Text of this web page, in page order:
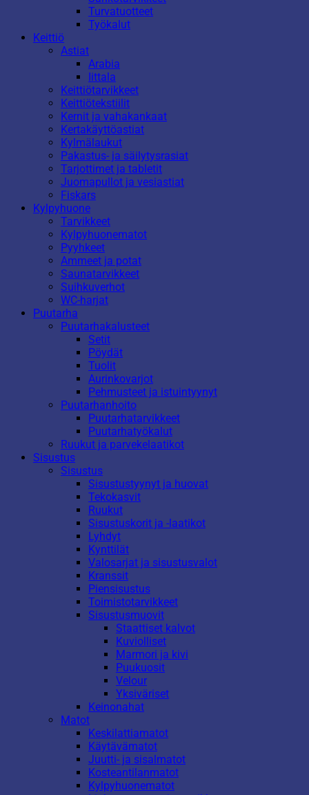
Turvatuotteet
Työkalut
Keittiö
Astiat
Arabia
Iittala
Keittiötarvikkeet
Keittiötekstiilit
Kernit ja vahakankaat
Kertakäyttöastiat
Kylmälaukut
Pakastus- ja säilytysrasiat
Tarjottimet ja tabletit
Juomapullot ja vesiastiat
Fiskars
Kylpyhuone
Tarvikkeet
Kylpyhuonematot
Pyyhkeet
Ammeet ja potat
Saunatarvikkeet
Suihkuverhot
WC-harjat
Puutarha
Puutarhakalusteet
Setit
Pöydät
Tuolit
Aurinkovarjot
Pehmusteet ja istuintyynyt
Puutarhanhoito
Puutarhatarvikkeet
Puutarhatyökalut
Ruukut ja parvekelaatikot
Sisustus
Sisustus
Sisustustyynyt ja huovat
Tekokasvit
Ruukut
Sisustuskorit ja -laatikot
Lyhdyt
Kynttilät
Valosarjat ja sisustusvalot
Kranssit
Piensisustus
Toimistotarvikkeet
Sisustusmuovit
Staattiset kalvot
Kuviolliset
Marmori ja kivi
Puukuosit
Velour
Yksiväriset
Keinonahat
Matot
Keskilattiamatot
Käytävämatot
Juutti- ja sisalmatot
Kosteantilanmatot
Kylpyhuonematot